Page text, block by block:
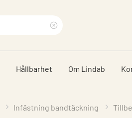
sökfras
Hållbarhet Om Lindab
Infästning bandtäckning